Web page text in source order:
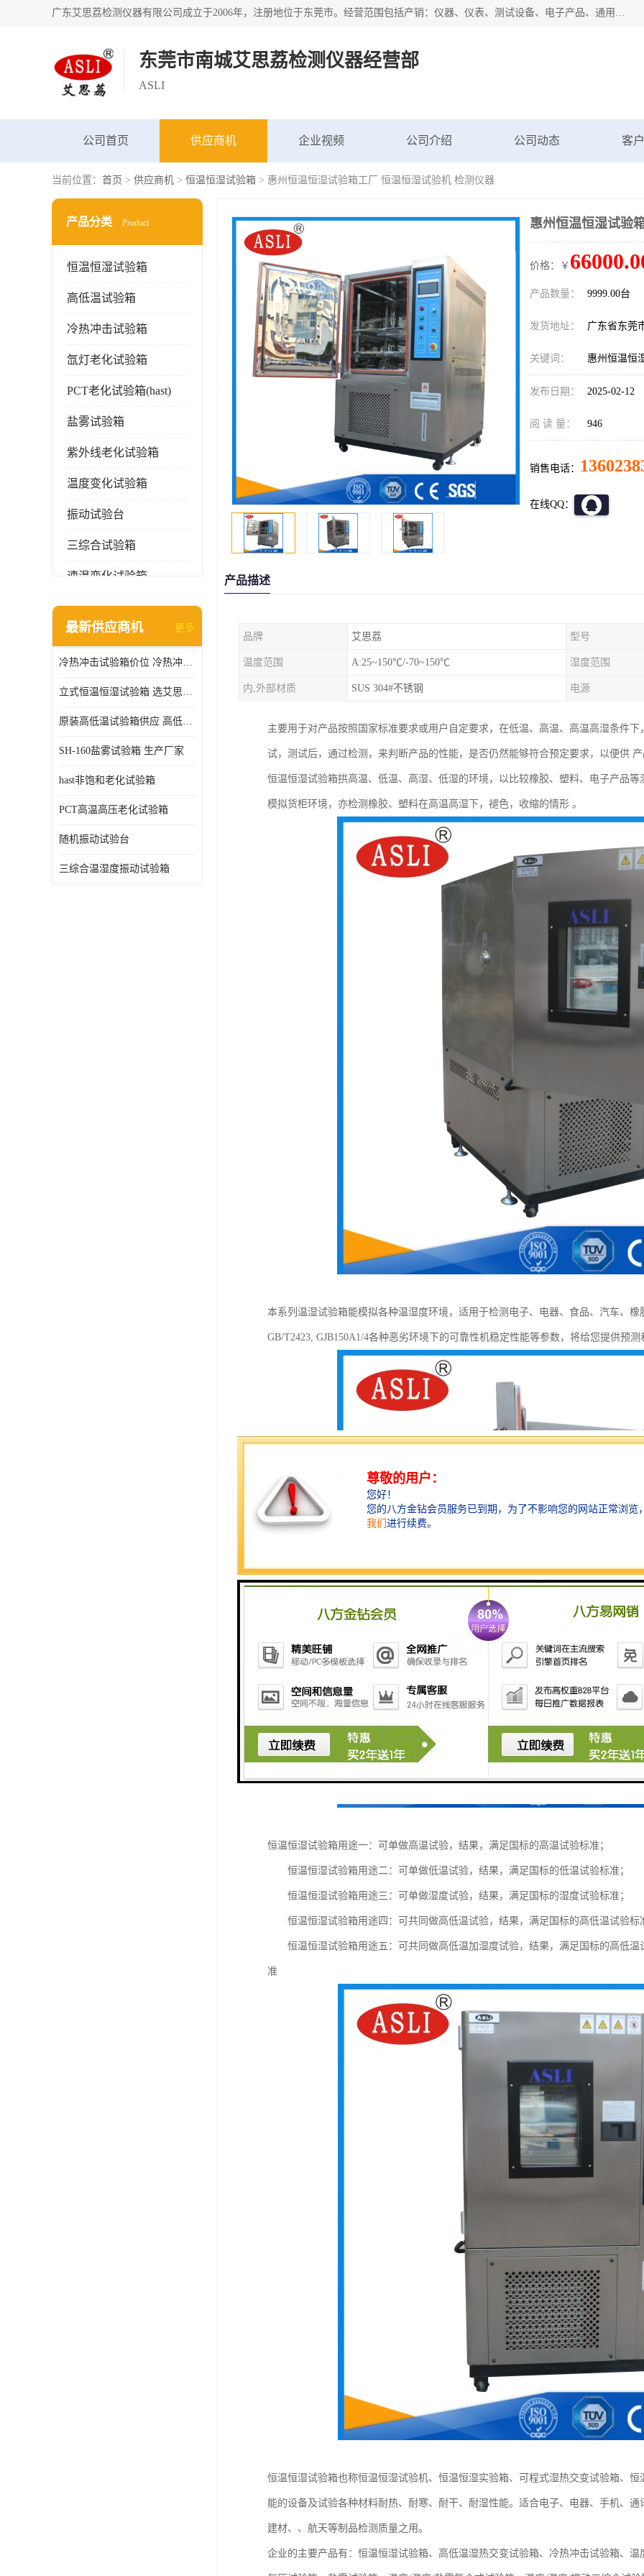
广东艾思荔检测仪器有限公司成立于2006年，注册地位于东莞市。经营范围包括产销：仪器、仪表、测试设备、电子产品、通用机械设；主要产品有： 恒温恒湿试验箱,冷热冲击试验箱,高低温试验箱,速温变化试验箱,高压加速老化试验箱,三综合试验箱,振动试验台等产品，欢迎选购。
东莞市南城艾思荔检测仪器经营部
ASLI
公司首页 供应商机 企业视频 公司介绍 公司动态 客
当前位置： 首页 > 供应商机 > 恒温恒湿试验箱 > 惠州恒温恒湿试验箱工厂 恒温恒湿试验机 检测仪器
产品分类 Product
恒温恒湿试验箱
高低温试验箱
冷热冲击试验箱
氙灯老化试验箱
PCT老化试验箱(hast)
盐雾试验箱
紫外线老化试验箱
温度变化试验箱
振动试验台
三综合试验箱
速温变化试验箱
淋雨试验箱(沙尘)
高压加速老化试验箱
最新供应商机 更多
冷热冲击试验箱价位 冷热冲击试验设备 非标定制
立式恒温恒湿试验箱 选艾思荔厂家
原装高低温试验箱供应 高低温交变湿热试验箱
SH-160盐雾试验箱 生产厂家
hast非饱和老化试验箱
PCT高温高压老化试验箱
随机振动试验台
三综合温湿度振动试验箱
惠州恒温恒湿试验
价格：￥
产品数量： 9999.00台
发货地址： 广东省东莞
关键词： 惠州恒温恒
发布日期： 2025-02-12
阅 读 量： 946
销售电话：
在线QQ：
产品描述
品牌 艾思荔 型号
温度范围 A:25~150℃/-70~150℃ 湿度范围
内,外部材质 SUS 304#不锈钢 电源
主要用于对产品按照国家标准要求或用户自定要求，在低温、高温、高温高湿条件
试，测试后，通过检测，来判断产品的性能，是否仍然能够符合预定要求，以便供
恒温恒湿试验箱拱高温、低温、高湿、低湿的环境，以比较橡胶、塑料、电子产品
模拟货柜环境，亦检测橡胶、塑料在高温高湿下，褪色，收缩的情形 。
本系列温湿试验箱能模拟各种温湿度环境，适用于检测电子、电器、食品、汽车、
GB/T2423, GJB150A1/4各种恶劣环境下的可靠性机稳定性能等参数，将给您提供预
恒温恒湿试验箱用途一：可单做高温试验，结果，满足国标的高温试验标准；
恒温恒湿试验箱用途二：可单做低温试验，结果，满足国标的低温试验标准；
恒温恒湿试验箱用途三：可单做湿度试验，结果，满足国标的湿度试验标准；
恒温恒湿试验箱用途四：可共同做高低温试验，结果，满足国标的高低温试验标
恒温恒湿试验箱用途五：可共同做高低温加湿度试验，结果，满足国标的高低温
准
恒温恒湿试验箱也称恒温恒湿试验机、恒温恒湿实验箱、可程式湿热交变试验箱、
能的设备及试验各种材料耐热、耐寒、耐干、耐湿性能。适合电子、电器、手机、
建材、、航天等制品检测质量之用。
企业的主要产品有：恒温恒湿试验箱、高低温湿热交变试验箱、冷热冲击试验箱、